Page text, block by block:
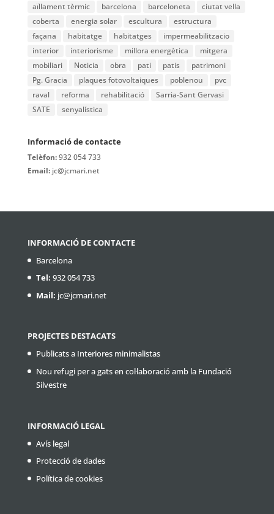
aïllament tèrmic barcelona barceloneta
ciutat vella
coberta
energia solar escultura
estructura
façana
habitatge habitatges
impermeabilitzacio
interior
interiorisme millora energètica
mitgera
mobiliari
Noticia obra pati patis
patrimoni
Pg. Gracia
plaques fotovoltaiques poblenou
pvc
raval
reforma rehabilitació
Sarria-Sant Gervasi
SATE
senyalística
Informació de contacte
Telèfon:932 054 733
Email:jc@jcmari.net
INFORMACIÓ DE CONTACTE
Barcelona
Tel: 932 054 733
Mail: jc@jcmari.net
PROJECTES DESTACATS
Publicats a Interiores minimalistas
Nou refugi per a gats en col·laboració amb la Fundació
Silvestre
INFORMACIÓ LEGAL
Avís legal
Protecció de dades
Política de cookies